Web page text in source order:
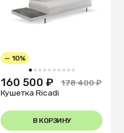
1 2 3 4 5 6 7 8 9 10
— 10%
160 500 ₽
178 400 ₽
Кушетка Ricadi
В КОРЗИНУ